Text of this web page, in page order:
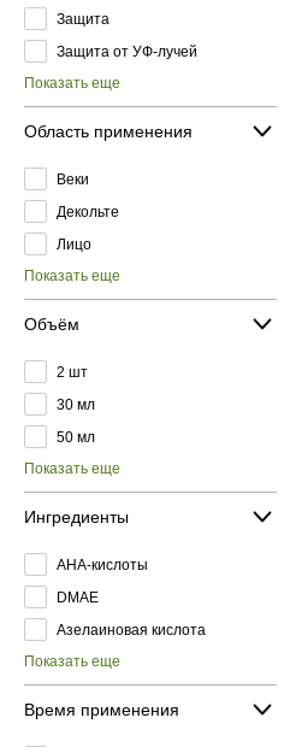
Защита
Защита от УФ-лучей
Показать еще
Область применения
Веки
Декольте
Лицо
Показать еще
Объём
2 шт
30 мл
50 мл
Показать еще
Ингредиенты
AHA-кислоты
DMAE
Азелаиновая кислота
Показать еще
Время применения